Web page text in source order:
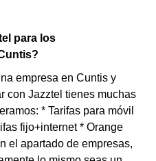
para los
empresa en Cuntis y
con Jazztel tienes muchas
* Tarifas para móvil
fijo+internet * Orange
el apartado de empresas,